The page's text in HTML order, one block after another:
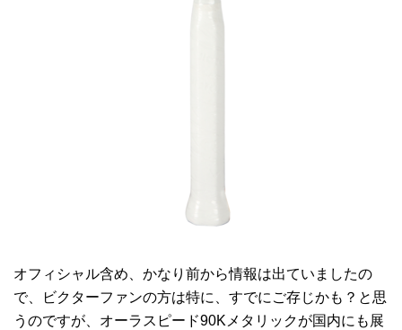
オフィシャル含め、かなり前から情報は出ていましたの
で、ビクターファンの方は特に、すでにご存じかも？と思
うのですが、オーラスピード90Kメタリックが国内にも展